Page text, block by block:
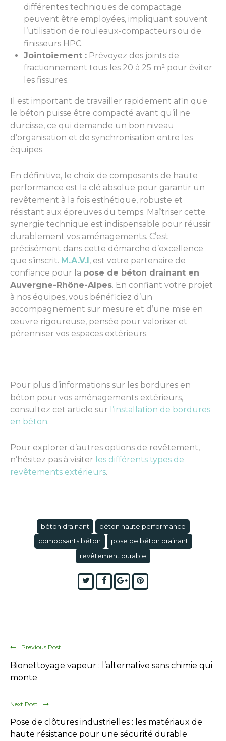
différentes techniques de compactage
peuvent être employées, impliquant souvent
l’utilisation de rouleaux-compacteurs ou de
finisseurs HPC.
Jointoiement : Prévoyez des joints de
fractionnement tous les 20 à 25 m² pour éviter
les fissures.
Il est important de travailler rapidement afin que
le béton puisse être compacté avant qu’il ne
durcisse, ce qui demande un bon niveau
d’organisation et de synchronisation entre les
équipes.
En définitive, le choix de composants de haute
performance est la clé absolue pour garantir un
revêtement à la fois esthétique, robuste et
résistant aux épreuves du temps. Maîtriser cette
synergie technique est indispensable pour réussir
durablement vos aménagements. C’est
précisément dans cette démarche d’excellence
que s’inscrit. M.A.V.I, est votre partenaire de
confiance pour la pose de béton drainant en
Auvergne-Rhône-Alpes. En confiant votre projet
à nos équipes, vous bénéficiez d’un
accompagnement sur mesure et d’une mise en
œuvre rigoureuse, pensée pour valoriser et
pérenniser vos espaces extérieurs.
Pour plus d’informations sur les bordures en
béton pour vos aménagements extérieurs,
consultez cet article sur l’installation de bordures
en béton.
Pour explorer d’autres options de revêtement,
n’hésitez pas à visiter les différents types de
revêtements extérieurs.
béton drainant
béton haute performance
composants béton
pose de béton drainant
revêtement durable
TwitterFacebook
Google+Pinterest
Previous Post
Bionettoyage vapeur : l’alternative sans chimie qui
monte
Next Post
Pose de clôtures industrielles : les matériaux de
haute résistance pour une sécurité durable